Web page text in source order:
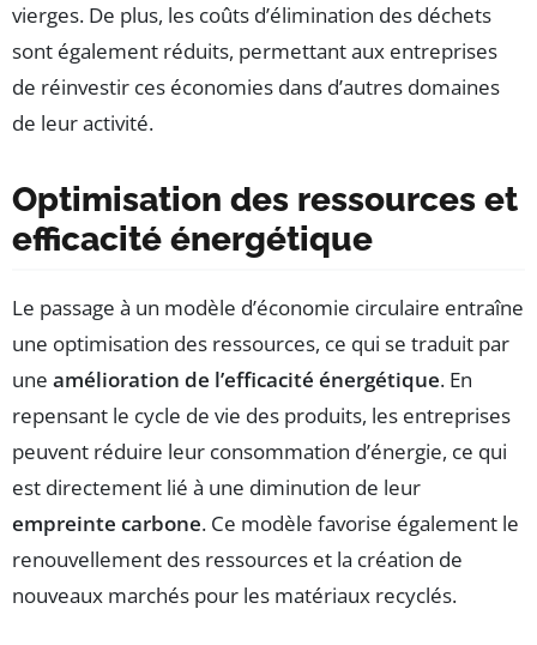
vierges. De plus, les coûts d’élimination des déchets
sont également réduits, permettant aux entreprises
de réinvestir ces économies dans d’autres domaines
de leur activité.
Optimisation des ressources et
efficacité énergétique
Le passage à un modèle d’économie circulaire entraîne
une optimisation des ressources, ce qui se traduit par
une amélioration de l’efficacité énergétique. En
repensant le cycle de vie des produits, les entreprises
peuvent réduire leur consommation d’énergie, ce qui
est directement lié à une diminution de leur
empreinte carbone. Ce modèle favorise également le
renouvellement des ressources et la création de
nouveaux marchés pour les matériaux recyclés.